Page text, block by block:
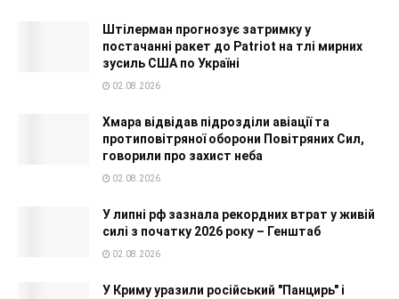
Штілерман прогнозує затримку у
постачанні ракет до Patriot на тлі мирних
зусиль США по Україні
02.08.2026
Хмара відвідав підрозділи авіації та
протиповітряної оборони Повітряних Сил,
говорили про захист неба
02.08.2026
У липні рф зазнала рекордних втрат у живій
силі з початку 2026 року – Генштаб
02.08.2026
У Криму уразили російський "Панцирь" і